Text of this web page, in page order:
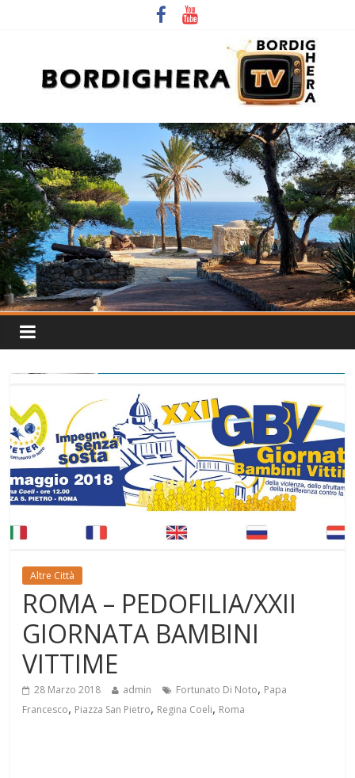
Altre Città
ROMA – PEDOFILIA/XXII
GIORNATA BAMBINI
VITTIME
28 Marzo 2018 admin Fortunato Di Noto, Papa
Francesco, Piazza San Pietro, Regina Coeli, Roma